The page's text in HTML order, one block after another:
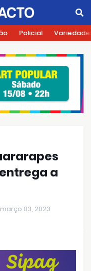
Policial
a
03, 2023